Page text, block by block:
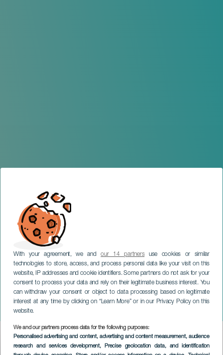
With your agreement, we andour 14 partnersuse cookies or similar
technologies to store, access, and process personal data like your visit on this
website, IP addresses and cookie identifiers. Some partners do not ask for your
consent to process your data and rely on their legitimate business interest. You
can withdraw your consent or object to data processing based on legitimate
interest at any time by clicking on “Learn More” or in our Privacy Policy on this
website.
We and our partners process data for the following purposes:
Personalised advertising and content, advertising and content measurement, audience
research and services development, Precise geolocation data, and identification
Baker/Mulligan cuarteto
GRAN CANARIA
Imagen
Listado